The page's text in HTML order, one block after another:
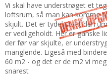
Alt Om Køkkenet
Om Materialer
Om Værktøj
Andet
ELEKTRIKER
Vi skal have understrøget et
loftsrum, så man kan komme
skjult. Det er tydeligt, at den
er vedligeholdt. Her er ganske
der før var skjulte, er
manglende. Ligeså med
60 m2 - og det er de m2 vi
snarest